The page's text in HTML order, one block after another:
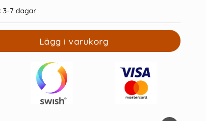
Leuchtturm1917
Green Ruled
kr/st 45 kr/st
3-7 dagar
Lägg i varukorg